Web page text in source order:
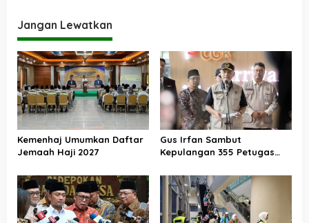
Jangan Lewatkan
Kemenhaj Umumkan Daftar
Jemaah Haji 2027
Gus Irfan Sambut
Kepulangan 355 Petugas